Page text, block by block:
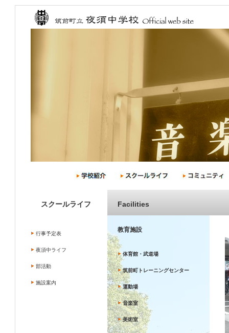
Facilities
教育施設
体育館・武道場
筑前町トレーニングセンター
運動場
音楽室
美術室
スクールライフ
行事予定表
夜須中ライフ
部活動
施設案内